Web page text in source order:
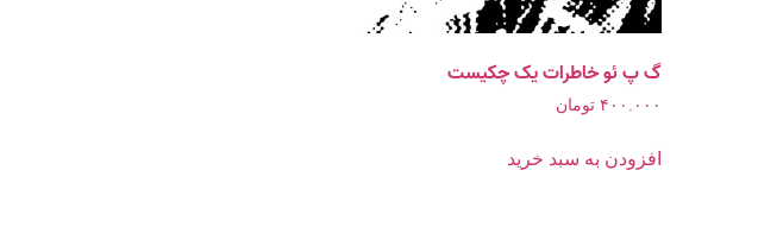
گ پ ئو خاطرات یک چکیست
۴۰۰.۰۰۰ تومان
افزودن به سبد خرید